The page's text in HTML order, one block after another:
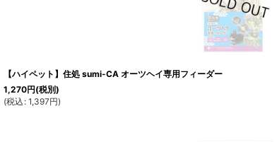
【ハイペット】住処 sumi-CA オーツヘイ専用フィーダー
1,270円(税別)
(税込 : 1,397円)